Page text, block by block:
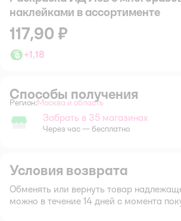
наклейками в ассортименте
117,90 ₽
+1,18
Способы получения
Регион: Выбор адреса доставки.
Москва и область
Забрать в магазине
Забрать в 35 магазинах
Через час — бесплатно
Условия возврата
Обменять или вернуть товар
можно в течение 14 дней с момента